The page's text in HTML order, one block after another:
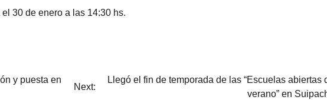
30 de enero a las 14:30 hs.
y puesta en
Next:
Llegó el fin de temporada de las “Escuelas abiertas
verano” en